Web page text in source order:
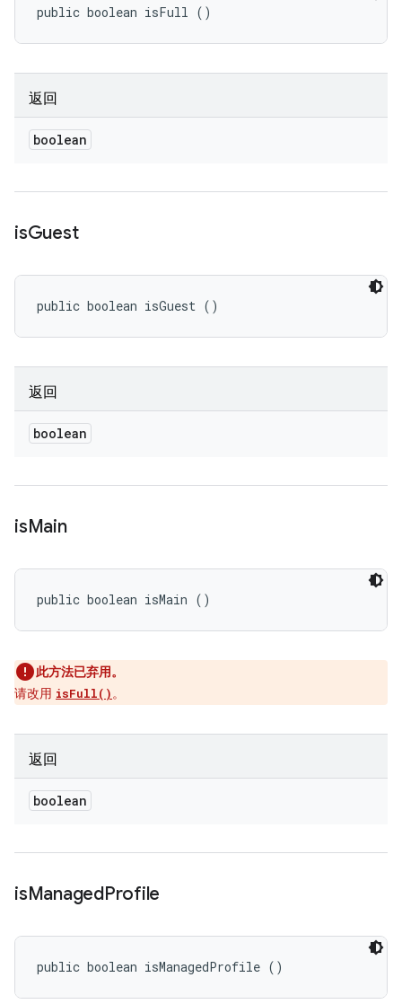
public boolean isFull ()
返回
boolean
isGuest
public boolean isGuest ()
返回
boolean
isMain
public boolean isMain ()
此方法已弃用。
请改用 isFull()。
返回
boolean
isManagedProfile
public boolean isManagedProfile ()